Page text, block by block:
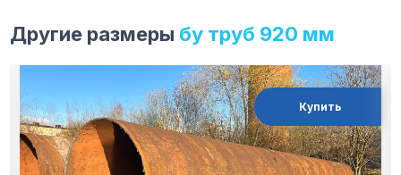
Другие размеры бу труб 920 мм
Купить